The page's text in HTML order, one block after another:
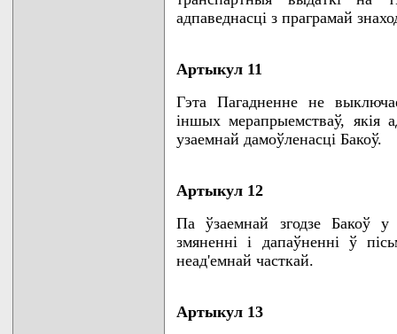
адпаведнасцi з праграмай
Артыкул 11
Гэта Пагадненне не
iншых мерапрыемстваў, якiя
узаемнай дамоўленасцi Бакоў.
Артыкул 12
Па ўзаемнай згодзе Бакоў
змяненнi i дапаўненнi ў
неад'емнай часткай.
Артыкул 13